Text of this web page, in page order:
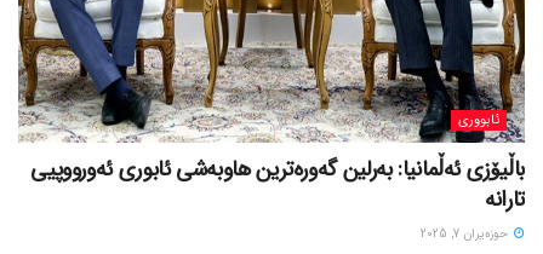
ئابووری
باڵیۆزی ئەڵمانیا: بەرلین گەورەترین هاوبەشی ئابوری ئەورووپیی
تارانە
حوزه‌یران 7, 2025